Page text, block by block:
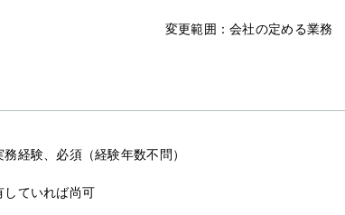
す。
範囲：会社の定める業務
経験、必須（経験年数不問）
ていれば尚可